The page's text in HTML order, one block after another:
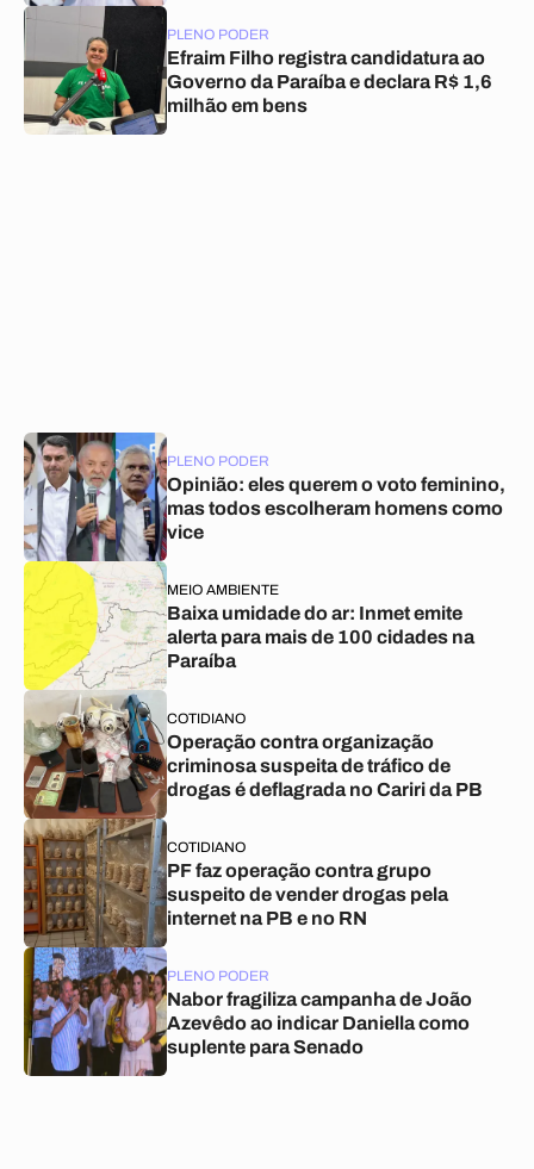
PLENO PODER
Efraim Filho registra candidatura ao
Governo da Paraíba e declara R$ 1,6
milhão em bens
PLENO PODER
Opinião: eles querem o voto feminino,
mas todos escolheram homens como
vice
MEIO AMBIENTE
Baixa umidade do ar: Inmet emite
alerta para mais de 100 cidades na
Paraíba
COTIDIANO
Operação contra organização
criminosa suspeita de tráfico de
drogas é deflagrada no Cariri da PB
COTIDIANO
PF faz operação contra grupo
suspeito de vender drogas pela
internet na PB e no RN
PLENO PODER
Nabor fragiliza campanha de João
Azevêdo ao indicar Daniella como
suplente para Senado